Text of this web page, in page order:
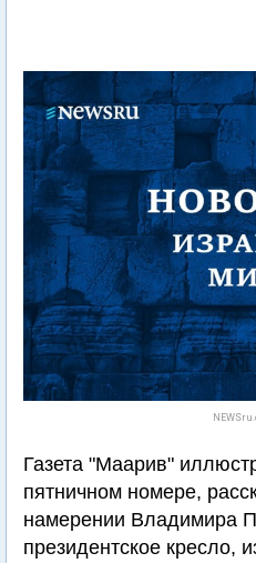
Газета "Маарив"
пятничном номере,
намерении Владимира
президентское кресло,